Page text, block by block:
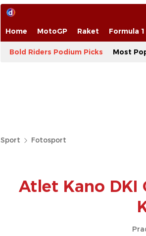
Home MotoGP Raket Formula 1
Bold Riders Podium Picks Most
Sport Fotosport
Atlet Kano DKI